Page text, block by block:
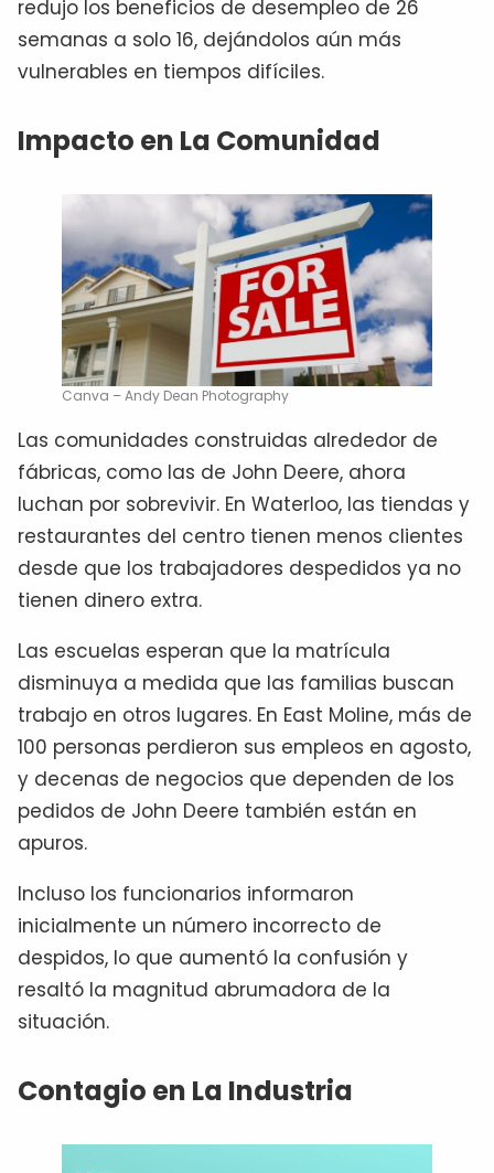
redujo los beneficios de desempleo de 26
semanas a solo 16, dejándolos aún más
vulnerables en tiempos difíciles.
Impacto en La Comunidad
Canva – Andy Dean Photography
Las comunidades construidas alrededor de
fábricas, como las de John Deere, ahora
luchan por sobrevivir. En Waterloo, las tiendas y
restaurantes del centro tienen menos clientes
desde que los trabajadores despedidos ya no
tienen dinero extra.
Las escuelas esperan que la matrícula
disminuya a medida que las familias buscan
trabajo en otros lugares. En East Moline, más de
100 personas perdieron sus empleos en agosto,
y decenas de negocios que dependen de los
pedidos de John Deere también están en
apuros.
Incluso los funcionarios informaron
inicialmente un número incorrecto de
despidos, lo que aumentó la confusión y
resaltó la magnitud abrumadora de la
situación.
Contagio en La Industria